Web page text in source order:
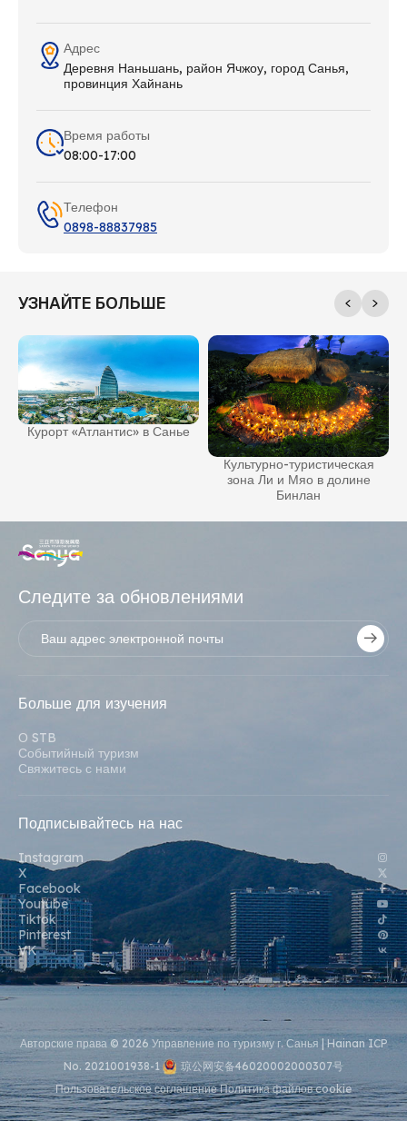
Адрес
Деревня Наньшань, район Ячжоу, город Санья,
провинция Хайнань
Время работы
08:00-17:00
Телефон
0898-88837985
УЗНАЙТЕ БОЛЬШЕ
Курорт «Атлантис» в Санье
Культурно-туристическая
зона Ли и Мяо в долине
Бинлан
Следите за обновлениями
Больше для изучения
О STB
Событийный туризм
Свяжитесь с нами
Подписывайтесь на нас
Instagram
X
Facebook
Youtube
Tiktok
Pinterest
VK
Авторские права © 2026 Управление по туризму г. Санья | Hainan ICP
No. 2021001938-1
琼公网安备46020002000307号
Пользовательское соглашениеПолитика файлов cookie